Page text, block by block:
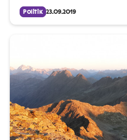
Politik 23.09.2019